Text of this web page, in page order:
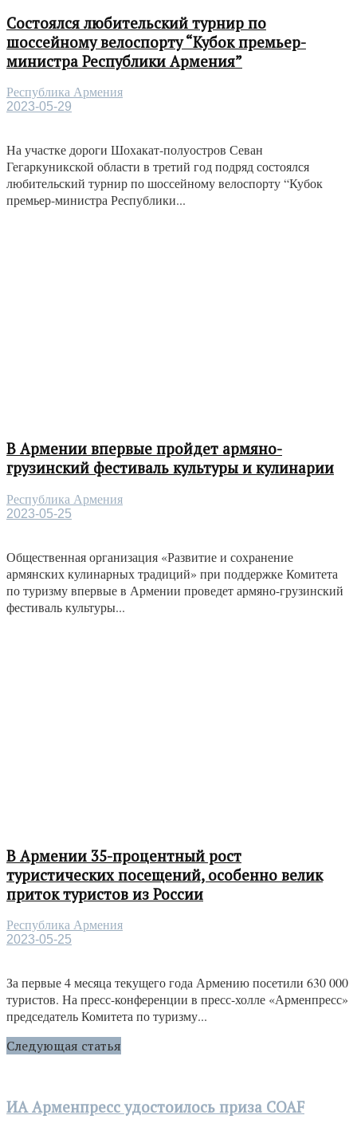
Состоялся любительский турнир по
шоссейному велоспорту “Кубок премьер-
министра Республики Армения”
Республика Армения
2023-05-29
На участке дороги Шохакат-полуостров Севан
Гегаркуникской области в третий год подряд состоялся
любительский турнир по шоссейному велоспорту “Кубок
премьер-министра Республики...
В Армении впервые пройдет армяно-
грузинский фестиваль культуры и кулинарии
Республика Армения
2023-05-25
Общественная организация «Развитие и сохранение
армянских кулинарных традиций» при поддержке Комитета
по туризму впервые в Армении проведет армяно-грузинский
фестиваль культуры...
В Армении 35-процентный рост
туристических посещений, особенно велик
приток туристов из России
Республика Армения
2023-05-25
За первые 4 месяца текущего года Армению посетили 630 000
туристов. На пресс-конференции в пресс-холле «Арменпресс»
председатель Комитета по туризму...
Следующая статья
ИА Арменпресс удостоилось приза COAF